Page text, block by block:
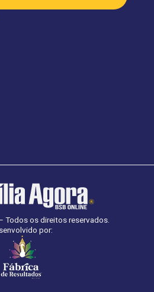
Todos os direitos reservados.
por: